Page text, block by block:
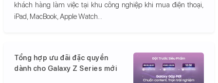
khách hàng làm việc tại khu công nghiệp khi mua điện thoại,
iPad, MacBook, Apple Watch...
Tổng hợp ưu đãi đặc quyền
dành cho Galaxy Z Series mới